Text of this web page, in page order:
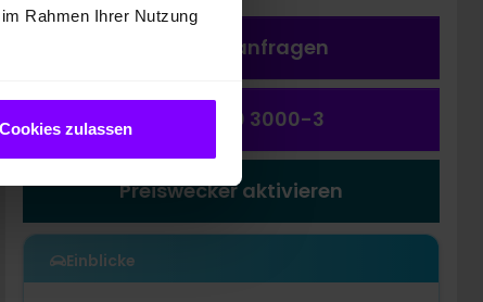
Rahmen Ihrer Nutzung
Cookies zulassen
Fahrzeug anfragen
(0231) 550 3000-3
Preiswecker aktivieren
Einblicke